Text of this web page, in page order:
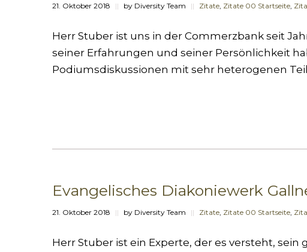
21. Oktober 2018 || by Diversity Team || Zitate Zitate 00 Startseite
Herr Stuber ist uns in der Commerzbank seit
seiner Erfahrungen und seiner Persönlichkeit
Podiumsdiskussionen mit sehr heterogenen
Evangelisches Diakoniewerk
21. Oktober 2018 || by Diversity Team || Zitate Zitate 00 Startseite
Herr Stuber ist ein Experte, der es versteht,